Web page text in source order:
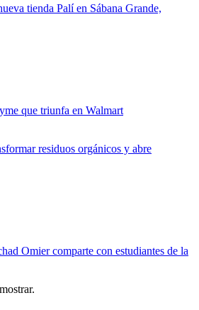
tienda Palí en Sábana Grande,
que triunfa en Walmart
residuos orgánicos y abre
Omier comparte con estudiantes de la